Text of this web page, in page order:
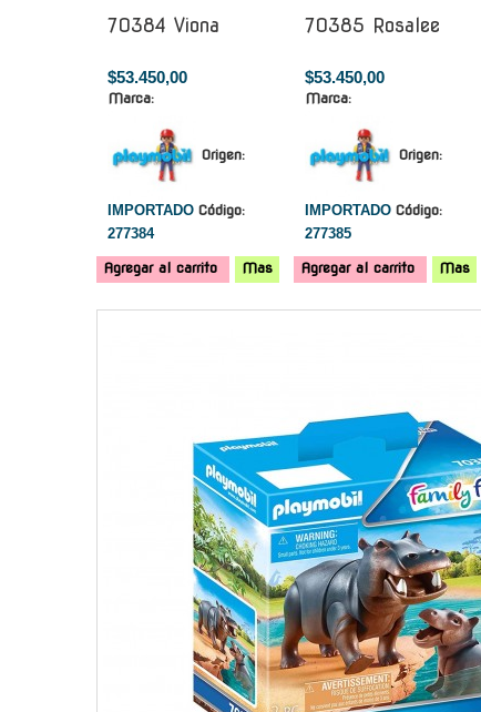
70384 Viona
$53.450,00
Marca:
Origen:
IMPORTADO Código:
277384
Agregar al carrito Mas
70385 Rosalee
$53.450,00
Marca:
Origen:
IMPORTADO Código:
277385
Agregar al carrito Mas